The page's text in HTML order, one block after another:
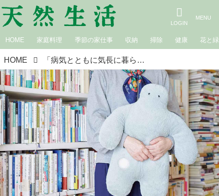
HOME 家庭料理 季節の家仕事 収納 掃除 健康 花と緑
HOME 「病気とともに気長に暮らす」歌人・東直子さんが見直した自分との向き合い方。無理せず休みながら“楽しい遊び”も大切に